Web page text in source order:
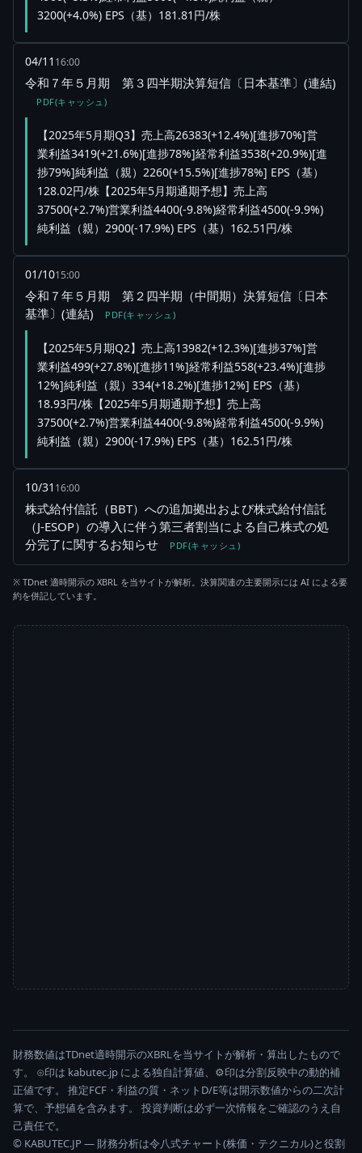
3200(+4.0%) EPS（基）181.81円/株
04/11 16:00
令和７年５月期 第３四半期決算短信〔日本基準〕(連結)
PDF(キャッシュ)
【2025年5月期Q3】売上高26383(+12.4%)[進捗70%]営
業利益3419(+21.6%)[進捗78%]経常利益3538(+20.9%)[進
捗79%]純利益（親）2260(+15.5%)[進捗78%] EPS（基）
128.02円/株【2025年5月期通期予想】売上高
37500(+2.7%)営業利益4400(-9.8%)経常利益4500(-9.9%)
純利益（親）2900(-17.9%) EPS（基）162.51円/株
01/1015:00
令和７年５月期 第２四半期（中間期）決算短信〔日本
基準〕(連結)
PDF(キャッシュ)
【2025年5月期Q2】売上高13982(+12.3%)[進捗37%]営
業利益499(+27.8%)[進捗11%]経常利益558(+23.4%)[進捗
12%]純利益（親）334(+18.2%)[進捗12%] EPS（基）
18.93円/株【2025年5月期通期予想】売上高
37500(+2.7%)営業利益4400(-9.8%)経常利益4500(-9.9%)
純利益（親）2900(-17.9%) EPS（基）162.51円/株
10/31 16:00
株式給付信託（BBT）への追加拠出および株式給付信託
（J-ESOP）の導入に伴う第三者割当による自己株式の処
分完了に関するお知らせ
PDF(キャッシュ)
※ TDnet 適時開示の XBRL を当サイトが解析。決算関連の主要開示には AI による要
約を併記しています。
財務数値はTDnet適時開示のXBRLを当サイトが解析・算出したもので
す。 ⊙印は kabutec.jp による独自計算値、⚙印は分割反映中の動的補
正値です。 推定FCF・利益の質・ネットD/E等は開示数値からの二次計
算で、予想値を含みます。 投資判断は必ず一次情報をご確認のうえ自
己責任で。
© KABUTEC.JP — 財務分析は令八式チャート(株価・テクニカル)と役割